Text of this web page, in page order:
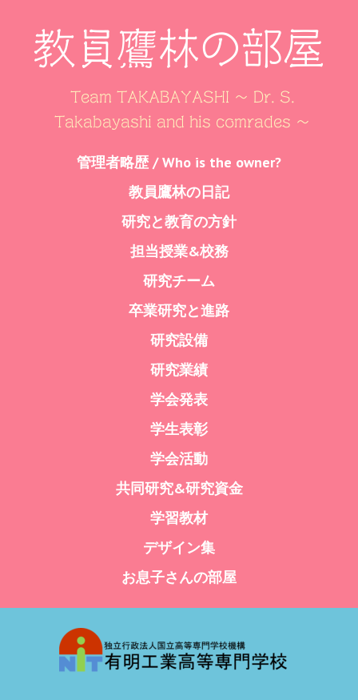
教員鷹林の部屋
Team TAKABAYASHI ～ Dr. S.
Takabayashi and his comrades ～
管理者略歴 / Who is the owner?
教員鷹林の日記
研究と教育の方針
担当授業&校務
研究チーム
卒業研究と進路
研究設備
研究業績
学会発表
学生表彰
学会活動
共同研究&研究資金
学習教材
デザイン集
お息子さんの部屋